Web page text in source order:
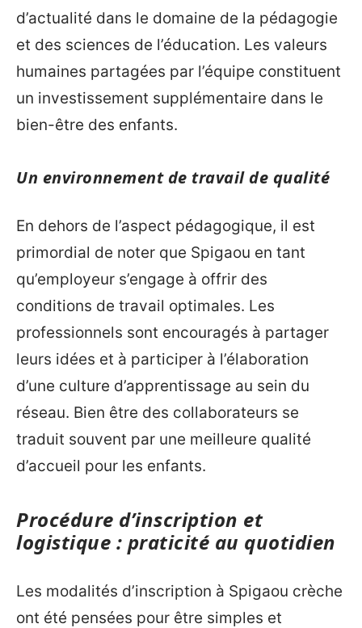
d’actualité dans le domaine de la pédagogie
et des sciences de l’éducation. Les valeurs
humaines partagées par l’équipe constituent
un investissement supplémentaire dans le
bien-être des enfants.
Un environnement de travail de qualité
En dehors de l’aspect pédagogique, il est
primordial de noter que Spigaou en tant
qu’employeur s’engage à offrir des
conditions de travail optimales. Les
professionnels sont encouragés à partager
leurs idées et à participer à l’élaboration
d’une culture d’apprentissage au sein du
réseau. Bien être des collaborateurs se
traduit souvent par une meilleure qualité
d’accueil pour les enfants.
Procédure d’inscription et
logistique : praticité au quotidien
Les modalités d’inscription à Spigaou crèche
ont été pensées pour être simples et